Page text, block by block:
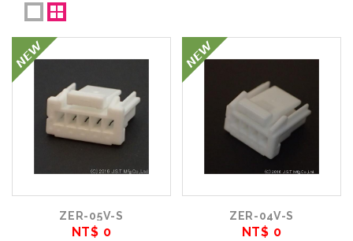
ZER-05V-S
NT$ 0
ZER-04V-S
NT$ 0